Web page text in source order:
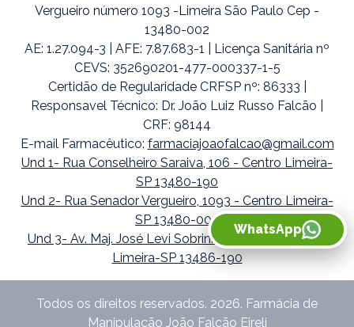
Vergueiro número 1093 -Limeira São Paulo Cep -
13480-002
AE: 1.27.094-3 | AFE: 7.87.683-1 | Licença Sanitária nº
CEVS: 352690201-477-000337-1-5
Certidão de Regularidade CRFSP nº: 86333 |
Responsavel Técnico: Dr. João Luiz Russo Falcão |
CRF: 98144
E-mail Farmacêutico: farmaciajoaofalcao@gmail.com
Und 1- Rua Conselheiro Saraiva, 106 - Centro Limeira-
SP 13480-190
Und 2- Rua Senador Vergueiro, 1093 - Centro Limeira-
SP 13480-002
Und 3- Av. Maj. José Levi Sobrinho, 1738 - Boa Vista
Limeira-SP 13486-190
Todos os direitos reservados. 2026. Farmácia de
Manipulação João Falcão Eireli
WhatsApp